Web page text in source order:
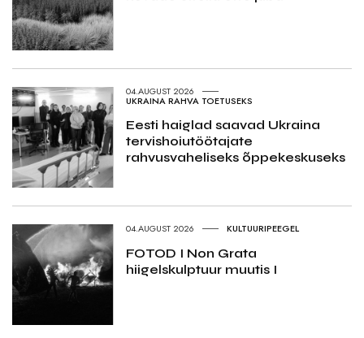
04.AUGUST 2026
UKRAINA RAHVA TOETUSEKS
Eesti haiglad saavad Ukraina
tervishoiutöötajate
rahvusvaheliseks õppekeskuseks
04.AUGUST 2026 KULTUURIPEEGEL
FOTOD I Non Grata
hiigelskulptuur muutis I